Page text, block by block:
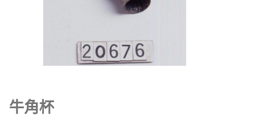
牛角杯